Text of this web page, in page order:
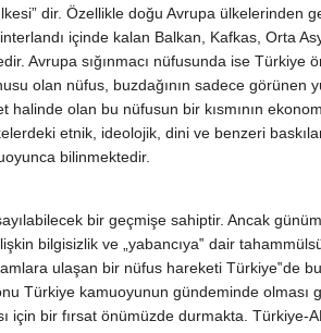
dir. Özellikle doğu Avrupa ülkelerinden
içinde kalan Balkan, Kafkas, Orta
Avrupa sığınmacı nüfusunda ise Türkiye
olan nüfus, buzdağının sadece görünen
olan bu nüfusun bir kısmının
etnik, ideolojik, dini ve benzeri
bilinmektedir.
bir geçmişe sahiptir. Ancak
bilgisizlik ve „yabancıya‟ dair
ulaşan bir nüfus hareketi Türkiye‟de
Türkiye kamuoyunun gündeminde
için bir fırsat önümüzde durmakta.